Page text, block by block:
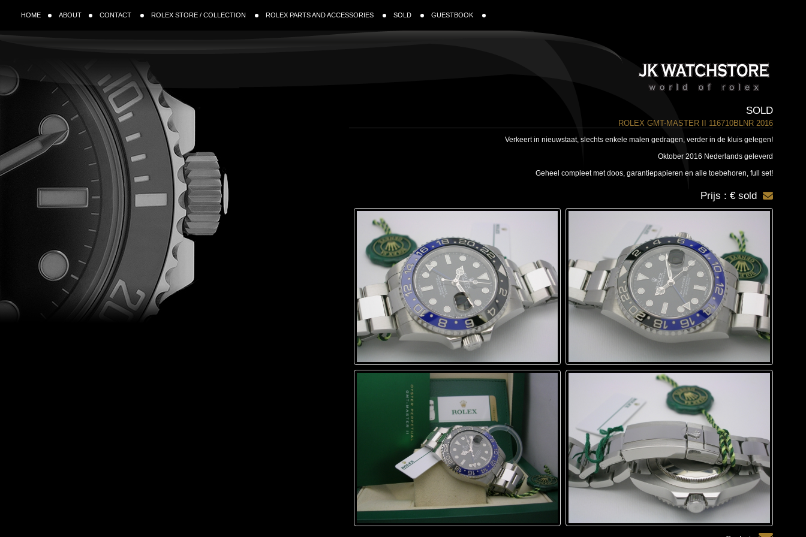
HOME ABOUT CONTACT ROLEX STORE / COLLECTION ROLEX PARTS AND ACCESSORIES SOLD GUESTBOOK
SOLD
ROLEX GMT-MASTER II 116710BLNR 2016
Verkeert in nieuwstaat, slechts enkele malen gedragen, verder in de kluis gelegen!
Oktober 2016 Nederlands geleverd
Geheel compleet met doos, garantiepapieren en alle toebehoren, full set!
Prijs : € sold